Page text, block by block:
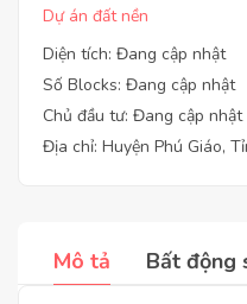
Dự án đất nền
Diện tích: Đang cập nhật
Số Blocks: Đang cập nhật
Chủ đầu tư: Đang cập nhật
Địa chỉ: Huyện Phú Giáo,
Mô tả Bất động